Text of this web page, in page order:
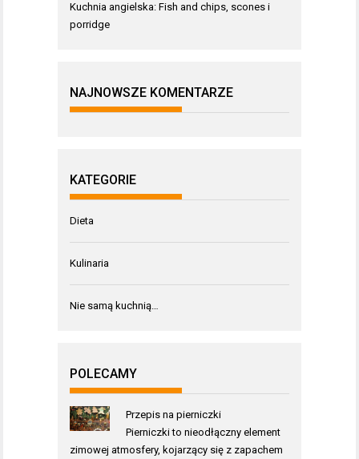
Kuchnia angielska: Fish and chips, scones i
porridge
NAJNOWSZE KOMENTARZE
KATEGORIE
Dieta
Kulinaria
Nie samą kuchnią…
POLECAMY
Przepis na pierniczki
Pierniczki to nieodłączny element
zimowej atmosfery, kojarzący się z zapachem